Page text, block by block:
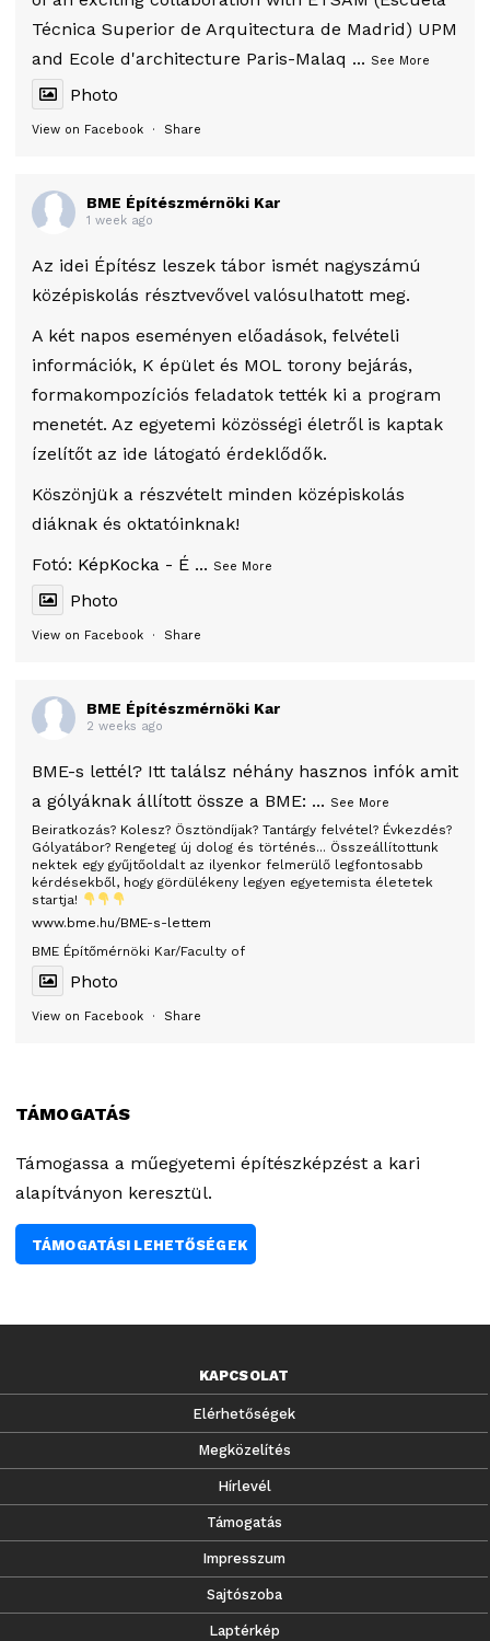
Técnica Superior de Arquitectura de Madrid) UPM
and Ecole d'architecture Paris-Malaq ... See More
Photo
View on Facebook · Share
BME Építészmérnöki Kar
1 week ago
Az idei Építész leszek tábor ismét nagyszámú
középiskolás résztvevővel valósulhatott meg.
A két napos eseményen előadások, felvételi
információk, K épület és MOL torony bejárás,
formakompozíciós feladatok tették ki a program
menetét. Az egyetemi közösségi életről is kaptak
ízelítőt az ide látogató érdeklődők.
Köszönjük a részvételt minden középiskolás
diáknak és oktatóinknak!
Fotó: KépKocka - É ... See More
Photo
View on Facebook · Share
BME Építészmérnöki Kar
2 weeks ago
BME-s lettél? Itt találsz néhány hasznos infók amit
a gólyáknak állított össze a BME:
Beiratkozás? Kolesz? Ösztöndíjak? Tantárgy felvétel? Évkezdés?
Gólyatábor? Rengeteg új dolog és történés... Összeállítottunk
nektek egy gyűjtőoldalt az ilyenkor felmerülő legfontosabb
kérdésekből, hogy gördülékeny legyen egyetemista életetek
startja!
www.bme.hu/BME-s-lettem
BME Építőmérnöki Kar/Faculty of
... See More
Photo
View on Facebook · Share
TÁMOGATÁS
Támogassa a műegyetemi építészképzést a kari
alapítványon keresztül.
TÁMOGATÁSI LEHETŐSÉGEK
KAPCSOLAT
Elérhetőségek
Megközelítés
Hírlevél
Támogatás
Impresszum
Sajtószoba
Laptérkép